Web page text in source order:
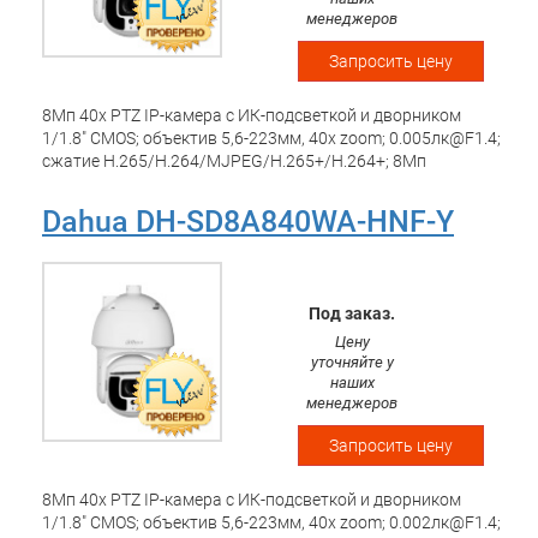
питание: AC24В/3A, HI-PОE; IP67; Рабочая температура:
-40 -+70 С;
8Мп 40х PTZ IP-камера с ИК-подсветкой и дворником
1/1.8" CMOS; объектив 5,6-223мм, 40x zoom; 0.005лк@F1.4;
сжатие H.265/H.264/MJPEG/H.265+/H.264+; 8Мп
DEFOG. ИК-подсветка 500м, Дворник Видеоаналитика:
оствленные/унесенные предметы, пересечение/
10M/100M Ethernet. Питание: DC36В/Hi-PoE; -40 °C...+70°C;
менеджеров
Запросить цену
Dahua DH-SD8A840WA-HNF-Y
8Мп 40х PTZ IP-камера с ИК-подсветкой и дворником
1/1.8" CMOS; объектив 5,6-223мм, 40x zoom; 0.002лк@F1.4;
Под заказ.
Цену
уточняйте у
наших
менеджеров
Запросить цену